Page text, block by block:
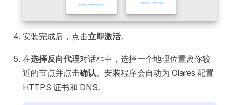
安装完成后，点击立即激活。
在选择反向代理对话框中，选择一个地理位置离你较
近的节点并点击确认 。安装程序会自动为 Olares 配置
HTTPS 证书和 DNS。